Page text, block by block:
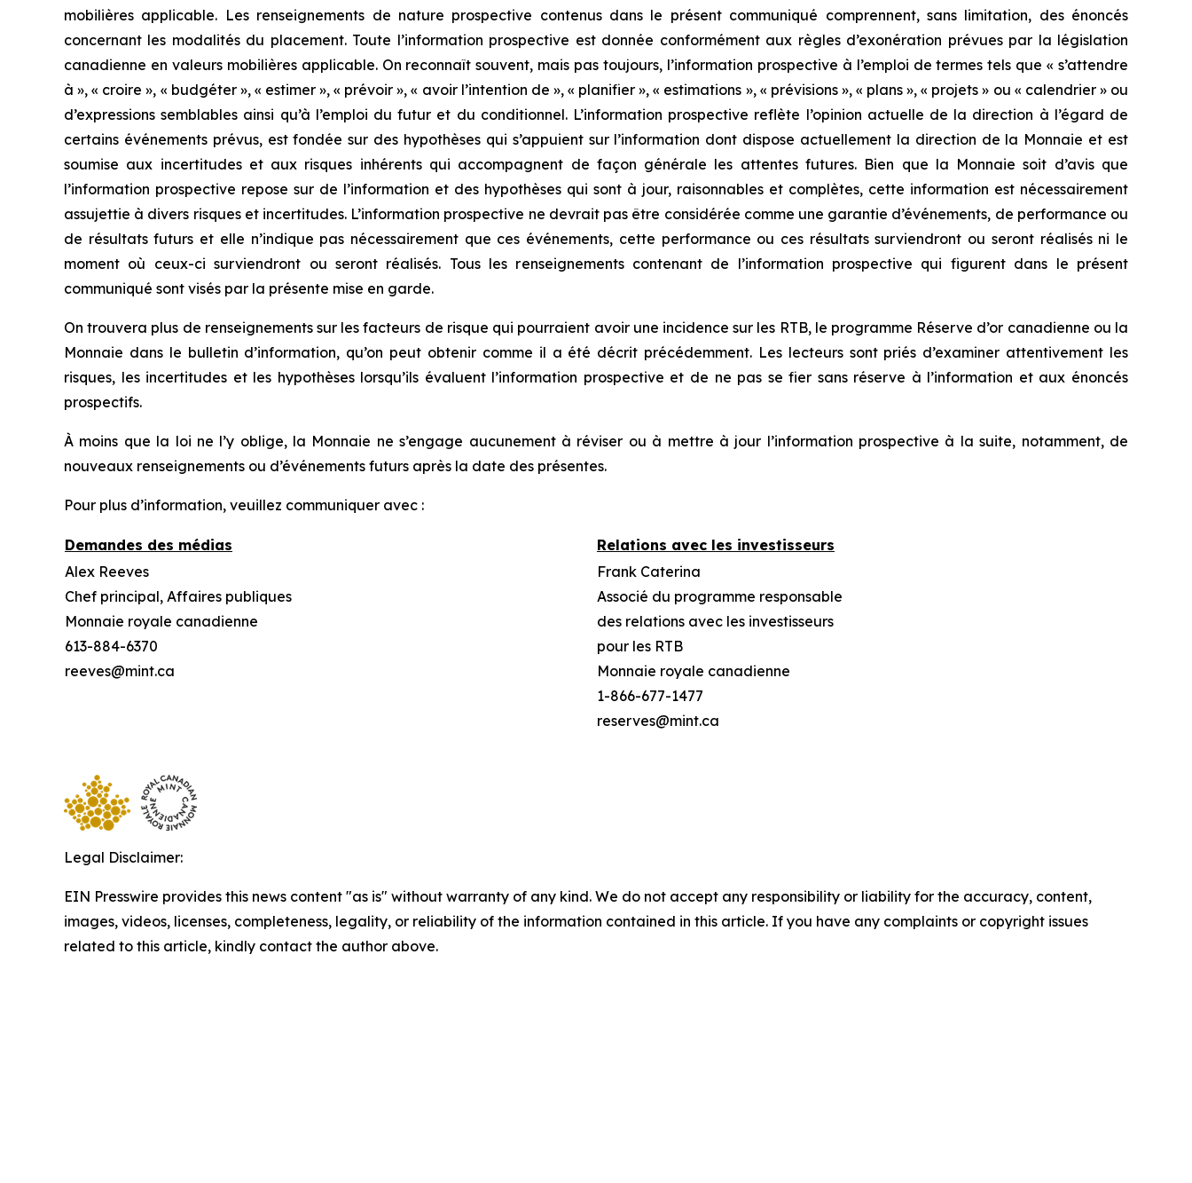
mobilières applicable. Les renseignements de nature prospective contenus dans le présent communiqué comprennent, sans limitation, des énoncés
concernant les modalités du placement. Toute l’information prospective est donnée conformément aux règles d’exonération prévues par la législation
canadienne en valeurs mobilières applicable. On reconnaît souvent, mais pas toujours, l’information prospective à l’emploi de termes tels que « s’attendre
à », « croire », « budgéter », « estimer », « prévoir », « avoir l’intention de », « planifier », « estimations », « prévisions », « plans », « projets » ou « calendrier » ou
d’expressions semblables ainsi qu’à l’emploi du futur et du conditionnel. L’information prospective reflète l’opinion actuelle de la direction à l’égard de
certains événements prévus, est fondée sur des hypothèses qui s’appuient sur l’information dont dispose actuellement la direction de la Monnaie et est
soumise aux incertitudes et aux risques inhérents qui accompagnent de façon générale les attentes futures. Bien que la Monnaie soit d’avis que
l’information prospective repose sur de l’information et des hypothèses qui sont à jour, raisonnables et complètes, cette information est nécessairement
assujettie à divers risques et incertitudes. L’information prospective ne devrait pas être considérée comme une garantie d’événements, de performance ou
de résultats futurs et elle n’indique pas nécessairement que ces événements, cette performance ou ces résultats surviendront ou seront réalisés ni le
moment où ceux-ci surviendront ou seront réalisés. Tous les renseignements contenant de l’information prospective qui figurent dans le présent
communiqué sont visés par la présente mise en garde.
On trouvera plus de renseignements sur les facteurs de risque qui pourraient avoir une incidence sur les RTB, le programme Réserve d’or canadienne ou la
Monnaie dans le bulletin d’information, qu’on peut obtenir comme il a été décrit précédemment. Les lecteurs sont priés d’examiner attentivement les
risques, les incertitudes et les hypothèses lorsqu’ils évaluent l’information prospective et de ne pas se fier sans réserve à l’information et aux énoncés
prospectifs.
À moins que la loi ne l’y oblige, la Monnaie ne s’engage aucunement à réviser ou à mettre à jour l’information prospective à la suite, notamment, de
nouveaux renseignements ou d’événements futurs après la date des présentes.
Pour plus d’information, veuillez communiquer avec :
Demandes des médias
Relations avec les investisseurs
Alex Reeves
Chef principal, Affaires publiques
Monnaie royale canadienne
613-884-6370
reeves@mint.ca
Frank Caterina
Associé du programme responsable
des relations avec les investisseurs
pour les RTB
Monnaie royale canadienne
1-866-677-1477
reserves@mint.ca
Legal Disclaimer:
EIN Presswire provides this news content "as is" without warranty of any kind. We do not accept any responsibility or liability for the accuracy, content,
images, videos, licenses, completeness, legality, or reliability of the information contained in this article. If you have any complaints or copyright issues
related to this article, kindly contact the author above.